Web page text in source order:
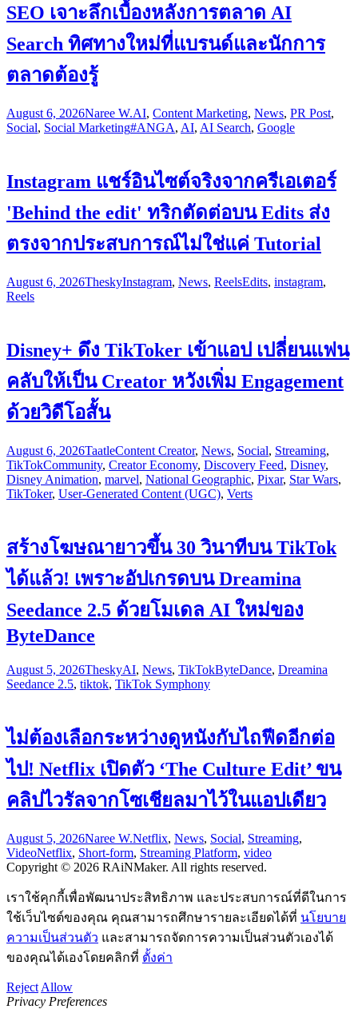
SEO เจาะลึกเบื้องหลังการตลาด AI
Search ทิศทางใหม่ที่แบรนด์และนักการ
ตลาดต้องรู้
August 6, 2026Naree W.AI, Content Marketing, News, PR Post,
Social, Social Marketing#ANGA, AI, AI Search, Google
Instagram แชร์อินไซต์จริงจากครีเอเตอร์
'Behind the edit' ทริกตัดต่อบน Edits ส่ง
ตรงจากประสบการณ์ไม่ใช่แค่ Tutorial
August 6, 2026TheskyInstagram, News, ReelsEdits, instagram,
Reels
Disney+ ดึง TikToker เข้าแอป เปลี่ยนแฟน
คลับให้เป็น Creator หวังเพิ่ม Engagement
ด้วยวิดีโอสั้น
August 6, 2026TaatleContent Creator, News, Social, Streaming,
TikTokCommunity, Creator Economy, Discovery Feed, Disney,
Disney Animation, marvel, National Geographic, Pixar, Star Wars,
TikToker, User-Generated Content (UGC), Verts
สร้างโฆษณายาวขึ้น 30 วินาทีบน TikTok
ได้แล้ว! เพราะอัปเกรดบน Dreamina
Seedance 2.5 ด้วยโมเดล AI ใหม่ของ
ByteDance
August 5, 2026TheskyAI, News, TikTokByteDance, Dreamina
Seedance 2.5, tiktok, TikTok Symphony
ไม่ต้องเลือกระหว่างดูหนังกับไถฟีดอีกต่อ
ไป! Netflix เปิดตัว ‘The Culture Edit’ ขน
คลิปไวรัลจากโซเชียลมาไว้ในแอปเดียว
August 5, 2026Naree W.Netflix, News, Social, Streaming,
VideoNetflix, Short-form, Streaming Platform, video
Copyright © 2026 RAiNMaker. All rights reserved.
เราใช้คุกกี้เพื่อพัฒนาประสิทธิภาพ และประสบการณ์ที่ดีในการ
ใช้เว็บไซต์ของคุณ คุณสามารถศึกษารายละเอียดได้ที่ นโยบาย
ความเป็นส่วนตัว และสามารถจัดการความเป็นส่วนตัวเองได้
ของคุณได้เองโดยคลิกที่ ตั้งค่า
Reject Allow
Privacy Preferences